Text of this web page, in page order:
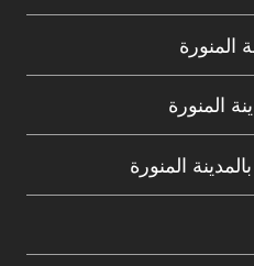
المنورة
المنورة
المنورة